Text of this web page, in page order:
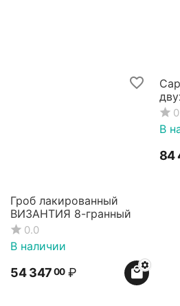
Гроб лакированный
ВИЗАНТИЯ 8-гранный
0.0
В наличии
54 34700 ₽
В
84